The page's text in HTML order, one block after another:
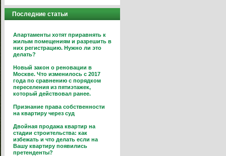
Последние статьи
Апартаменты хотят приравнять к
жилым помещениям и разрешить в
них регистрацию. Нужно ли это
делать?
Новый закон о реновации в
Москве. Что изменилось с 2017
года по сравнению с порядком
переселения из пятиэтажек,
который действовал ранее.
Признание права собственности
на квартиру через суд
Двойная продажа квартир на
стадии строительства: как
избежать и что делать если на
Вашу квартиру появились
претенденты?